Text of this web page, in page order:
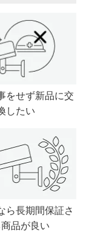
をせず新品に交
したい
ら長期間保証さ
品が良い